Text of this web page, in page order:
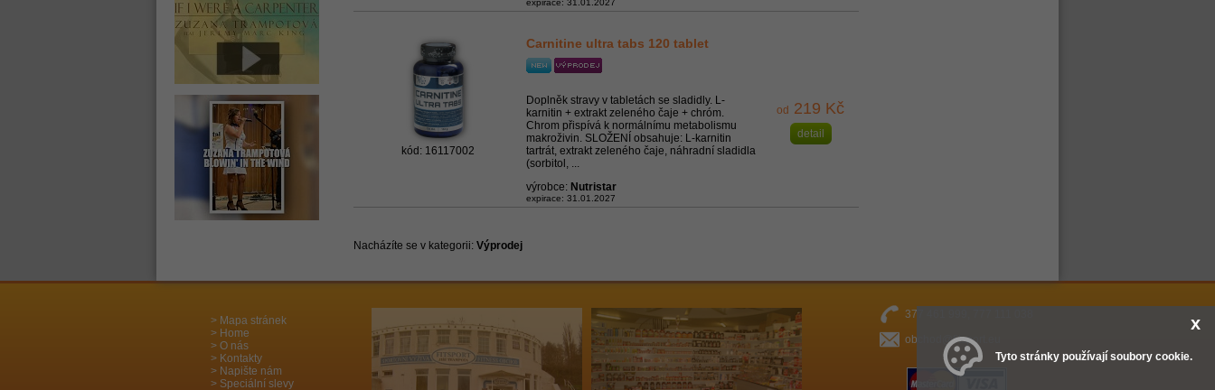
expirace: 31.01.2027
kód: 16117002
Carnitine ultra tabs 120 tablet
Doplněk stravy v tabletách se sladidly. L-
karnitin + extrakt zeleného čaje + chróm.
Chrom přispívá k normálnímu metabolismu
makroživin. SLOŽENÍ obsahuje: L-karnitin
tartrát, extrakt zeleného čaje, náhradní sladidla
(sorbitol, ...
výrobce: Nutristar
expirace: 31.01.2027
od 219 Kč
detail
Nacházíte se v kategorii: Výprodej
Mapa stránek
Home
O nás
Kontakty
Napište nám
Speciální slevy
377 461 999, 777 111 038
obchod@fitsport.eu
x
Tyto stránky používají soubory cookie.